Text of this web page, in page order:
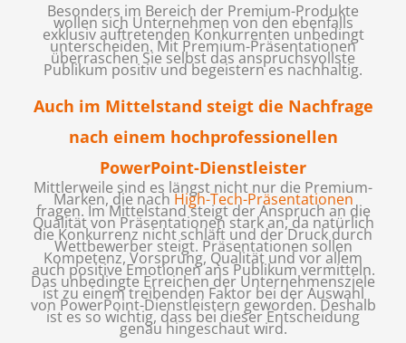
Besonders im Bereich der Premium-Produkte
wollen sich Unternehmen von den ebenfalls
exklusiv auftretenden Konkurrenten unbedingt
unterscheiden. Mit Premium-Präsentationen
überraschen Sie selbst das anspruchsvollste
Publikum positiv und begeistern es nachhaltig.
Auch im Mittelstand steigt die Nachfrage
nach einem hochprofessionellen
PowerPoint-Dienstleister
Mittlerweile sind es längst nicht nur die Premium-
Marken, die nachHigh-Tech-Präsentationen
fragen. Im Mittelstand steigt der Anspruch an die
Qualität von Präsentationen stark an, da natürlich
die Konkurrenz nicht schläft und der Druck durch
Wettbewerber steigt. Präsentationen sollen
Kompetenz, Vorsprung, Qualität und vor allem
auch positive Emotionen ans Publikum vermitteln.
Das unbedingte Erreichen der Unternehmensziele
ist zu einem treibenden Faktor bei der Auswahl
von PowerPoint-Dienstleistern geworden. Deshalb
ist es so wichtig, dass bei dieser Entscheidung
genau hingeschaut wird.